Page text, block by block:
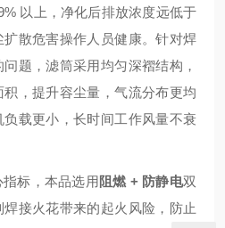
以上，净化后排放浓度远低于
散危害操作人员健康。针对焊
题，滤筒采用均匀深褶结构，
，提升容尘量，气流分布更均
载更小，长时间工作风量不衰
标，本品选用 阻燃 + 防静电双
接火花带来的起火风险，防止